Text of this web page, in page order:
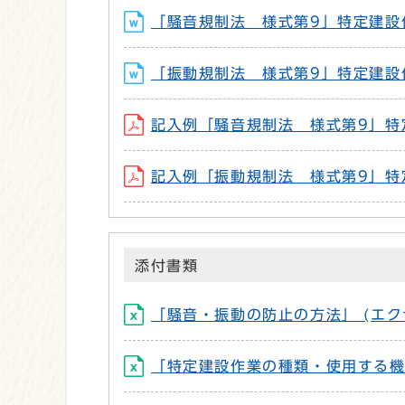
「騒音規制法 様式第9」特定建
「振動規制法 様式第9」特定建
記入例「騒音規制法 様式第9」
記入例「振動規制法 様式第9」
添付書類
「騒音・振動の防止の方法」 (エ
「特定建設作業の種類・使用す